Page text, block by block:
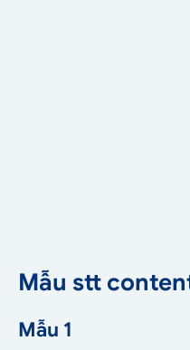
Mẫu stt
Mẫu 1